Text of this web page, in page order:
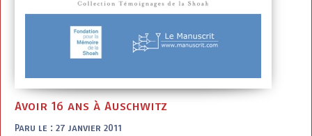
Avoir 16 ans à Auschwitz
Paru le : 27 janvier 2011